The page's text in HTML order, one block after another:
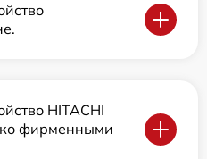
HITACHI
фирменными